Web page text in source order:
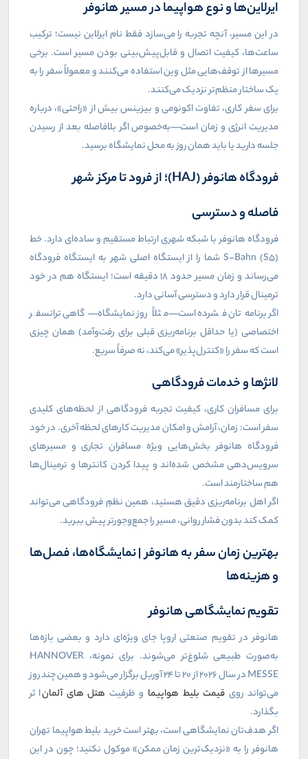
ایرلاین‌ها و نوع هواپیما در مسیر هانوفر
در این مسیر، آنچه تجربه را می‌سازد فقط نام ایرلاین نیست؛ ترکیب
ساعت‌ها، کیفیت اتصال و قابل‌پیش‌بینی بودن مسیر است. برخی
مسیرها از توقف‌هایی مثل وین استفاده می‌کنند و معمولاً سفر را به
یک ساختار منظم‌تر نزدیک می‌کنند.
برای سفر کاری، تفاوت اکونومی و بیزینس بیش از «راحتی»، درباره
مدیریت انرژی و زمان است—به‌خصوص اگر بلافاصله بعد از رسیدن
جلسه دارید یا باید همان روز به محل نمایشگاه برسید.
فرودگاه هانوفر (HAJ)؛ از فرود تا مرکز شهر
فاصله و دسترسی
فرودگاه هانوفر با شبکه شهری ارتباط مستقیم و ساده‌ای دارد. خط
S-Bahn (S5)شما را از ایستگاه اصلی شهر به ایستگاه فرودگاه
می‌رساند و زمان مسیر حدود ۱۸ دقیقه است؛ ایستگاه هم در خود
ترمینال قرار دارد و دسترسی آسانی دارد.
اگر برنامه‌تان فشرده است—مثلاً روز نمایشگاه—گاهی ترانسفر
اختصاصی (یا حداقل برنامه‌ریزی قبلی برای رفت‌وآمد) همان چیزی
است که سفر را «کنترل‌پذیر» می‌کند، نه صرفاً سریع.
لانژها و خدمات فرودگاهی
برای مسافران کاری، کیفیت تجربه فرودگاهی از لحظه‌های کلیدی
سفر است: زمان، آرامش و امکان مدیریت کارهای لحظه آخری. در خود
فرودگاه هانوفر بخش‌هایی ویژه مسافران تجاری و مسیرهای
سرویس‌دهی مشخص شده‌اند و پیدا کردن کانترها و ترمینال‌ها
هم ساختارمند است.
اگر اهل برنامه‌ریزی دقیق هستید، همین نظمِ فرودگاهی می‌تواند
کمک کند بدون فشار روانی، مسیر را جمع‌وجورتر پیش ببرید.
بهترین زمان سفر به هانوفر | نمایشگاه‌ها، فصل‌ها
و هزینه‌ها
تقویم نمایشگاهی هانوفر
هانوفر در تقویم صنعتی اروپا جای ویژه‌ای دارد و بعضی بازه‌ها
به‌صورت طبیعی شلوغ‌تر می‌شوند. برای نمونه، HANNOVER
MESSE
در سال ۲۰۲۶ از ۲۰ تا ۲۴ آوریل برگزار می‌شود و همین چند روز
می‌تواند روی قیمت بلیط هواپیما و ظرفیت هتل‌ های آلماناثر
بگذارد.
اگر هدف‌تان نمایشگاهی است، بهتر است خرید بلیط هواپیما تهران
هانوفر را به «نزدیک‌ترین زمان ممکن» موکول نکنید؛ چون در این